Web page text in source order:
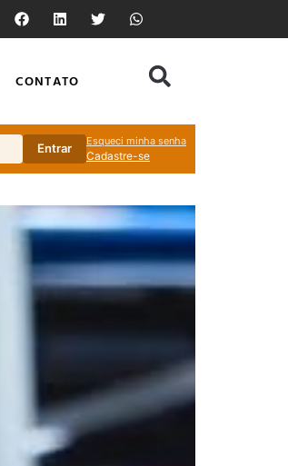
CONTATO
Entrar
Esqueci minha senha
Cadastre-se